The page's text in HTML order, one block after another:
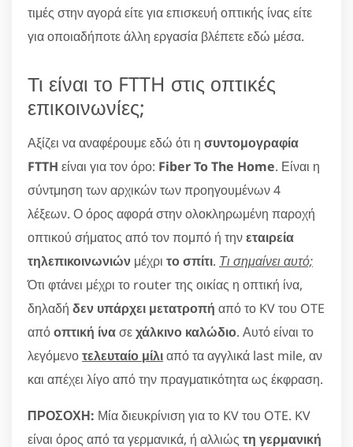
τιμές στην αγορά είτε για επισκευή οπτικής ίνας είτε
για οποιαδήποτε άλλη εργασία βλέπετε εδώ μέσα.
Τι είναι το FTTH στις οπτικές
επικοινωνίες;
Αξίζει να αναφέρουμε εδώ ότι η συντομογραφία
FTTH είναι για τον όρο: Fiber To The Home. Είναι η
σύντμηση των αρχικών των προηγουμένων 4
λέξεων. Ο όρος αφορά στην ολοκληρωμένη παροχή
οπτικού σήματος από τον πομπό ή τηνεταιρεία
τηλεπικοινωνιών μέχρι το σπίτι. Τι σημαίνει αυτό;
Ότι φτάνει μέχρι το router της οικίας η οπτική ίνα,
δηλαδή δεν υπάρχει μετατροπή από το KV του OTE
απόοπτική ίνασεχάλκινο καλώδιο. Αυτό είναι το
λεγόμενοτελευταίο μίλιαπό τα αγγλικά last mile, αν
και απέχει λίγο από την πραγματικότητα ως έκφραση.
ΠΡΟΣΟΧΗ: Μία διευκρίνιση για το KV του OTE. KV
είναι όρος από τα γερμανικά, ή αλλιώς τη γερμανική